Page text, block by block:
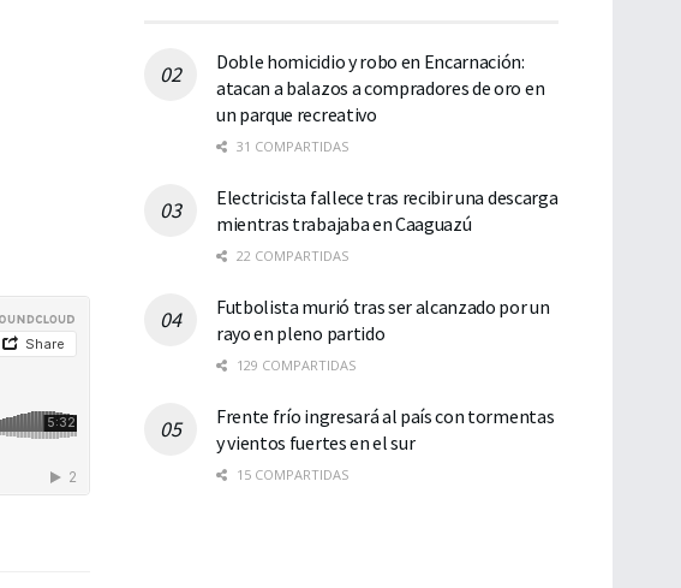
Doble homicidio y robo en Encarnación:
atacan a balazos a compradores de oro en
un parque recreativo
31 COMPARTIDAS
Electricista fallece tras recibir una descarga
mientras trabajaba en Caaguazú
22 COMPARTIDAS
Futbolista murió tras ser alcanzado por un
rayo en pleno partido
129 COMPARTIDAS
Frente frío ingresará al país con tormentas
y vientos fuertes en el sur
15 COMPARTIDAS